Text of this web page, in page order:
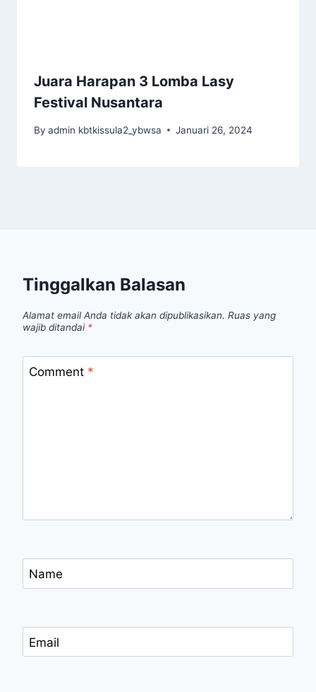
Juara Harapan 3 Lomba Lasy
Festival Nusantara
By admin kbtkissula2_ybwsa Januari 26, 2024
Tinggalkan Balasan
Alamat email Anda tidak akan dipublikasikan. Ruas yang
wajib ditandai *
Comment *
Name
Email